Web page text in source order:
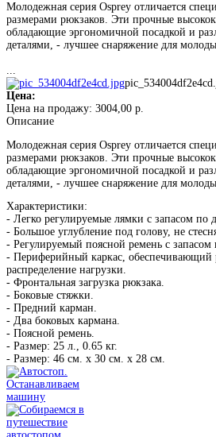
Молодежная серия Osprey отличается
размерами рюкзаков. Эти прочные
обладающие эргономичной посадкой и
деталями, - лучшее снаряжение для
...
Цена:
Цена на продажу: 3004,00 р.
Описание
Молодежная серия Osprey отличается
размерами рюкзаков. Эти прочные
обладающие эргономичной посадкой и
деталями, - лучшее снаряжение для
Характеристики:
- Легко регулируемые лямки с запасом по
- Большое углубление под голову, не
- Регулируемый поясной ремень с запасом
- Периферийный каркас, обеспечивающий
распределение нагрузки.
- Фронтальная загрузка рюкзака.
- Боковые стяжки.
- Предний карман.
- Два боковых кармана.
- Поясной ремень.
- Размер: 25 л., 0.65 кг.
- Размер: 46 см. x 30 см. x 28 см.